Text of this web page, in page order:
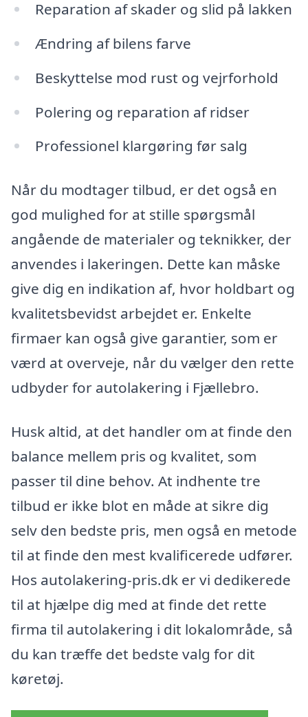
Reparation af skader og slid på lakken
Ændring af bilens farve
Beskyttelse mod rust og vejrforhold
Polering og reparation af ridser
Professionel klargøring før salg
Når du modtager tilbud, er det også en
god mulighed for at stille spørgsmål
angående de materialer og teknikker, der
anvendes i lakeringen. Dette kan måske
give dig en indikation af, hvor holdbart og
kvalitetsbevidst arbejdet er. Enkelte
firmaer kan også give garantier, som er
værd at overveje, når du vælger den rette
udbyder for autolakering i Fjællebro.
Husk altid, at det handler om at finde den
balance mellem pris og kvalitet, som
passer til dine behov. At indhente tre
tilbud er ikke blot en måde at sikre dig
selv den bedste pris, men også en metode
til at finde den mest kvalificerede udfører.
Hos autolakering-pris.dk er vi dedikerede
til at hjælpe dig med at finde det rette
firma til autolakering i dit lokalområde, så
du kan træffe det bedste valg for dit
køretøj.